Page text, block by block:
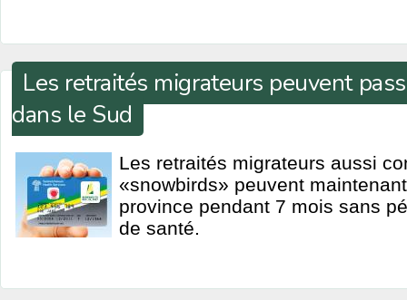
Les retraités migrateurs peuvent
dans le Sud
Les retraités migrateurs aussi
«snowbirds» peuvent
province pendant 7 mois sans
de santé.